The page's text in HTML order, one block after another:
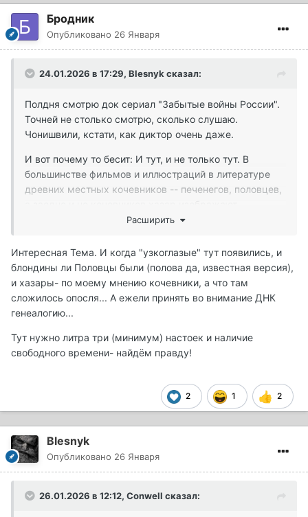
Бродник
Опубликовано 26 Января
24.01.2026 в 17:29, Blesnykсказал:
Полдня смотрю док сериал "Забытые войны России".
Точней не столько смотрю, сколько слушаю.
Чонишвили, кстати, как диктор очень даже.
И вот почему то бесит: И тут, и не только тут. В
большинстве фильмов и иллюстраций в литературе
древних местных кочевников -- печенегов, половцев,
одинаковыми узкоглазыми монголоидами.
Узкоглазые тут появились только вместе с
Чингисханом.
Половцы так вообще блондинами были. Отсюда и
Кто что думает по этому вопросу?
Расширить
Интересная Тема. И когда "узкоглазые" тут появились, и
блондины ли Половцы были (полова да, известная версия),
и хазары- по моему мнению кочевники, а что там
сложилось опосля... А ежели принять во внимание ДНК
генеалогию...
Тут нужно литра три (минимум) настоек и наличие
свободного времени- найдём правду!
2 1 2
Blesnyk
Опубликовано 26 Января
26.01.2026 в 12:12, Conwell сказал: